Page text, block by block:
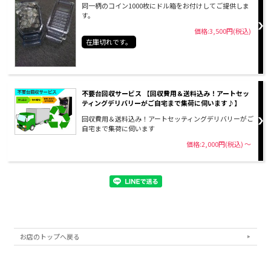
同一柄のコイン1000枚にドル箱をお付けしてご提供しま
す。
価格:3,500円(税込)
在庫切れです。
不要台回収サービス 【回収費用＆送料込み！アートセッ
ティングデリバリーがご自宅まで集荷に伺います♪】
回収費用＆送料込み！アートセッティングデリバリーがご
自宅まで集荷に伺います
価格:2,000円(税込)～
お店のトップへ戻る